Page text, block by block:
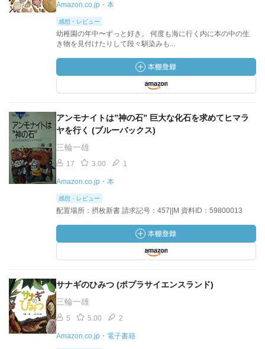
Amazon.co.jp・本
感想・レビュー
幼稚園の年中〜ずっと好き。 何度も海に行く内に本の中の生
き物を見付けたりして段々馴染みも...
アンモナイトは”神の石” 巨大な化石を求めてヒマラ
ヤを行く (ブルーバックス)
三輪一雄
17 3.00 1
Amazon.co.jp・本
感想・レビュー
配置場所：摂枚新書 請求記号：457||M 資料ID：59800013
サナギのひみつ (ポプラサイエンスランド)
三輪一雄
5 5.00 2
Amazon.co.jp・電子書籍